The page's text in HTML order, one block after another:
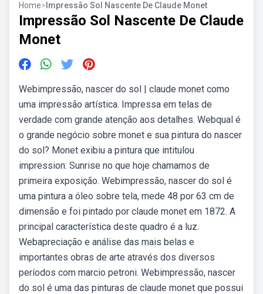
Home> Impressão Sol Nascente De Claude Monet
Impressão Sol Nascente De Claude
Monet
Webimpressão, nascer do sol | claude monet como
uma impressão artística. Impressa em telas de
verdade com grande atenção aos detalhes. Webqual é
o grande negócio sobre monet e sua pintura do nascer
do sol? Monet exibiu a pintura que intitulou
impression: Sunrise no que hoje chamamos de
primeira exposição. Webimpressão, nascer do sol é
uma pintura a óleo sobre tela, mede 48 por 63 cm de
dimensão e foi pintado por claude monet em 1872. A
principal característica deste quadro é a luz.
Webapreciação e análise das mais belas e
importantes obras de arte através dos diversos
períodos com marcio petroni. Webimpressão, nascer
do sol é uma das pinturas de claude monet que possui